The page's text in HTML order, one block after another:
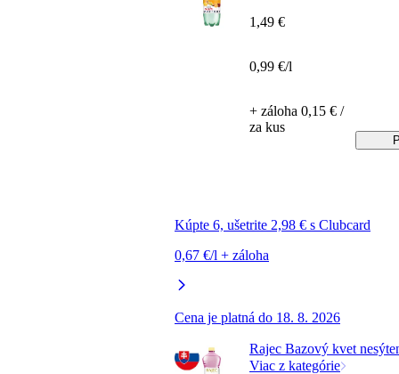
Kúpte 6, ušetrite 2,98 € s Clubcard
0,67 €/l + záloha
Cena je platná do 18. 8. 2026
1,49 €
0,99 €/l
+ záloha 0,15 € /
za kus
Rajec Bazový kvet
Viac z kategórie